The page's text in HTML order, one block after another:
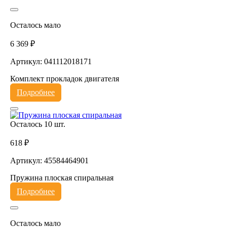
Осталось мало
6 369 ₽
Артикул: 041112018171
Комплект прокладок двигателя
Подробнее
Осталось 10 шт.
618 ₽
Артикул: 45584464901
Пружина плоская спиральная
Подробнее
Осталось мало